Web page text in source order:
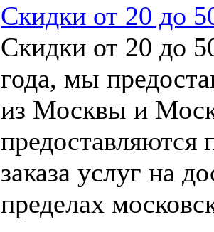
Скидки от 20 до
Скидки от 20 до
года, мы
из Москвы и
предоставляются
заказа услуг на
пределах